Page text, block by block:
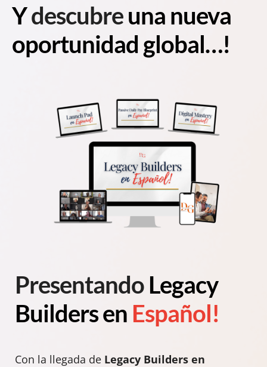
Ydescubreuna nueva
oportunidad global…!
Presentando Legacy
Builders en Español!
Con la llegada de Legacy Builders en